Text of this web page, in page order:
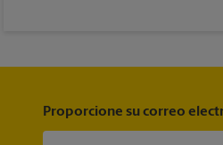
Proporcione su correo